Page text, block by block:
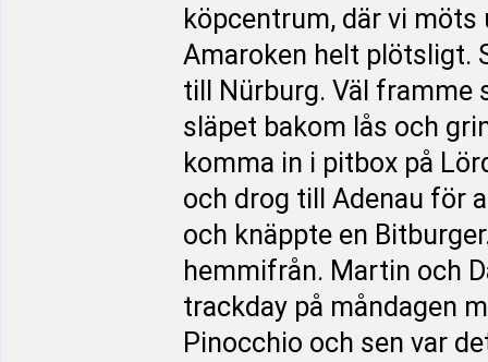
köpcentrum, där vi möts
Amaroken helt plötsligt.
till Nürburg. Väl framme
släpet bakom lås och
komma in i pitbox på
och drog till Adenau för
och knäppte en
hemmifrån. Martin och
trackday på måndagen
Pinocchio och sen var